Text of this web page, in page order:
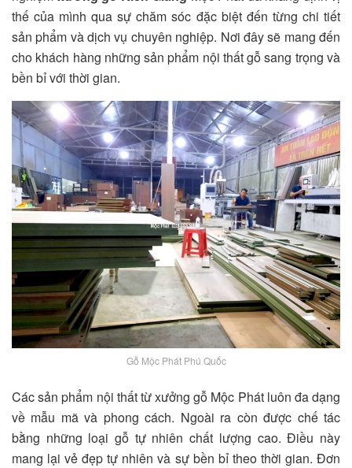
thế của mình qua sự chăm sóc đặc biệt đến từng chi tiết
sản phẩm và dịch vụ chuyên nghiệp. Nơi đây sẽ mang đến
cho khách hàng những sản phẩm nội thất gỗ sang trọng và
bền bỉ với thời gian.
Gỗ Mộc Phát Phú Quốc
Các sản phẩm nội thất từ xưởng gỗ Mộc Phát luôn đa dạng
về mẫu mã và phong cách. Ngoài ra còn được chế tác
bằng những loại gỗ tự nhiên chất lượng cao. Điều này
mang lại vẻ đẹp tự nhiên và sự bền bỉ theo thời gian. Đơn